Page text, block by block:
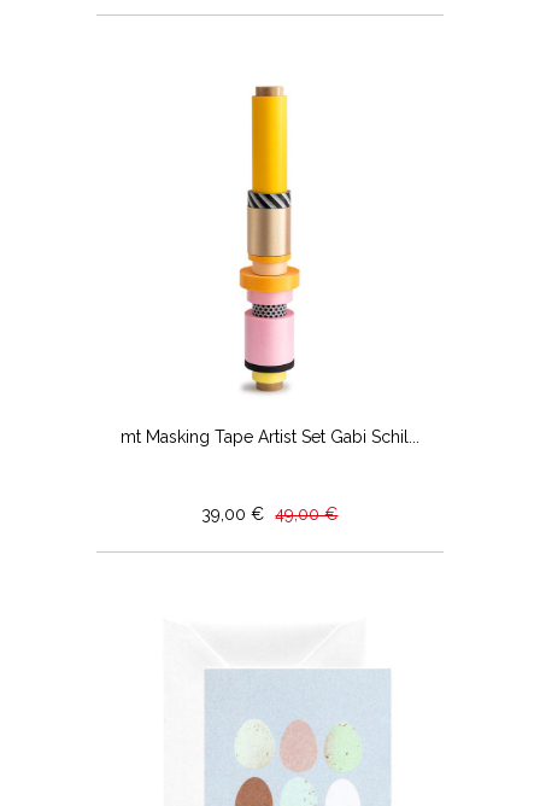
mt Masking Tape Artist Set Gabi Schil...
39,00 € 49,00 €